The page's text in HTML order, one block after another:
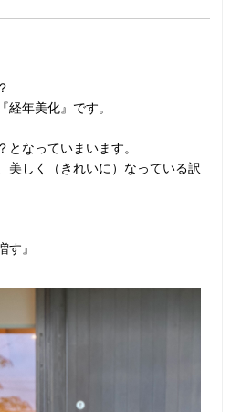
年美化』です。
なっていまいます。
美しく（きれいに）なっている訳
』